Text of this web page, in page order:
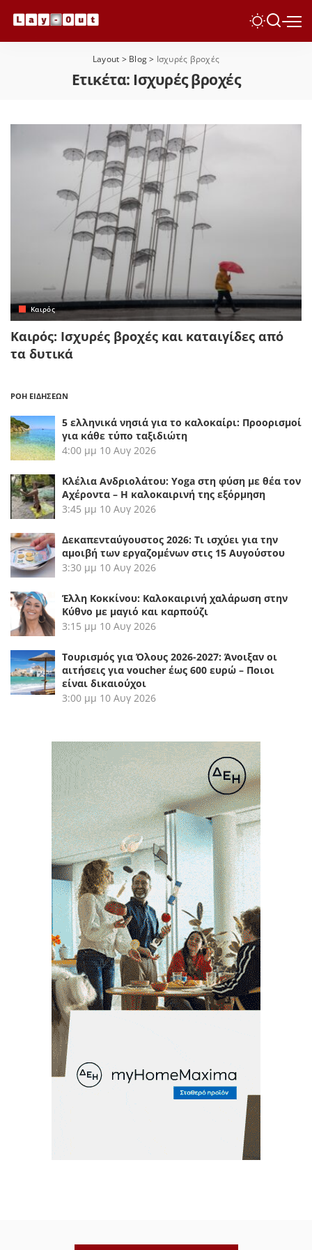
Layout > Blog> Ισχυρές βροχές
Ετικέτα: Ισχυρές βροχές
Καιρός
Καιρός: Ισχυρές βροχές και καταιγίδες από
τα δυτικά
ΡΟΗ ΕΙΔΗΣΕΩΝ
5 ελληνικά νησιά για το καλοκαίρι: Προορισμοί
για κάθε τύπο ταξιδιώτη
4:00 μμ 10 Αυγ 2026
Κλέλια Ανδριολάτου: Yoga στη φύση με θέα τον
Αχέροντα – Η καλοκαιρινή της εξόρμηση
3:45 μμ 10 Αυγ 2026
Δεκαπενταύγουστος 2026: Τι ισχύει για την
αμοιβή των εργαζομένων στις 15 Αυγούστου
3:30 μμ 10 Αυγ 2026
Έλλη Κοκκίνου: Καλοκαιρινή χαλάρωση στην
Κύθνο με μαγιό και καρπούζι
3:15 μμ 10 Αυγ 2026
Τουρισμός για Όλους 2026-2027: Άνοιξαν οι
αιτήσεις για voucher έως 600 ευρώ – Ποιοι
είναι δικαιούχοι
3:00 μμ 10 Αυγ 2026